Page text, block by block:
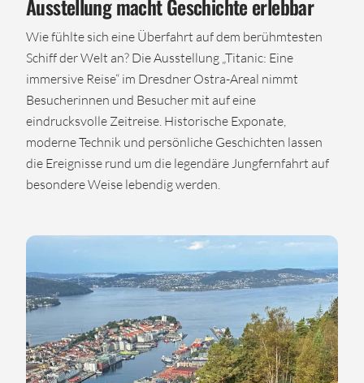
Ausstellung macht Geschichte erlebbar
Wie fühlte sich eine Überfahrt auf dem berühmtesten
Schiff der Welt an? Die Ausstellung „Titanic: Eine
immersive Reise“ im Dresdner Ostra-Areal nimmt
Besucherinnen und Besucher mit auf eine
eindrucksvolle Zeitreise. Historische Exponate,
moderne Technik und persönliche Geschichten lassen
die Ereignisse rund um die legendäre Jungfernfahrt auf
besondere Weise lebendig werden.